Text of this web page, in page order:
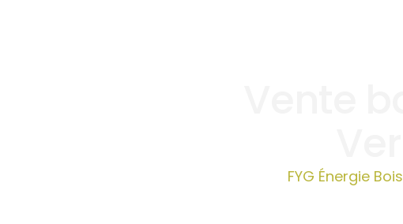
FYG Énergie Bois